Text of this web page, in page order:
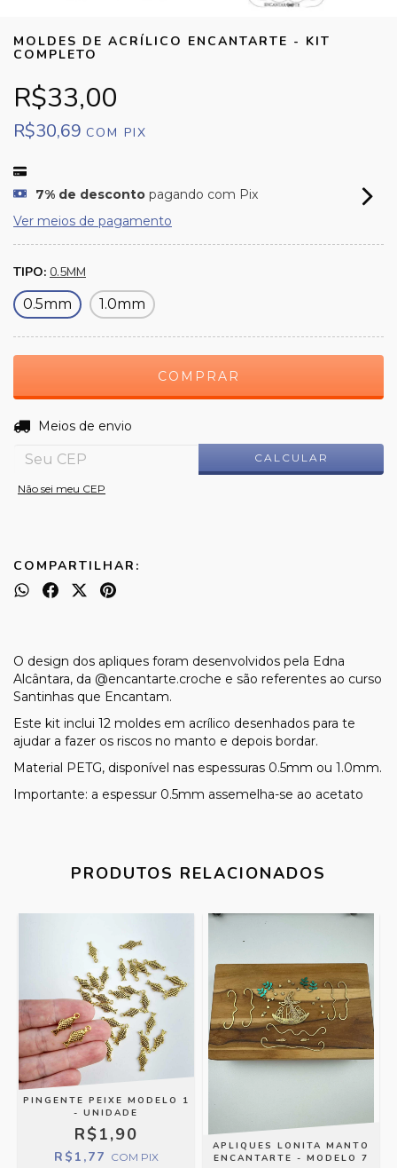
MOLDES DE ACRÍLICO ENCANTARTE - KIT
COMPLETO
R$33,00
R$30,69 COM PIX
7% de desconto pagando com Pix
Ver meios de pagamento
TIPO: 0.5MM
0.5mm
1.0mm
Entregas para o CEP:
Meios de envio
CALCULAR
Não sei meu CEP
COMPARTILHAR:
O design dos apliques foram desenvolvidos pela Edna
Alcântara, da @encantarte.croche e são referentes ao curso
Santinhas que Encantam.
Este kit inclui 12 moldes em acrílico desenhados para te
ajudar a fazer os riscos no manto e depois bordar.
Material PETG, disponível nas espessuras 0.5mm ou 1.0mm.
Importante: a espessur 0.5mm assemelha-se ao acetato
PRODUTOS RELACIONADOS
PINGENTE PEIXE MODELO 1
- UNIDADE
R$1,90
R$1,77 COM PIX
APLIQUES LONITA MANTO
ENCANTARTE - MODELO 7